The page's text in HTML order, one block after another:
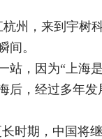
州，来到宇树
间。
，因为“上海
，经过多年
时期，中国将